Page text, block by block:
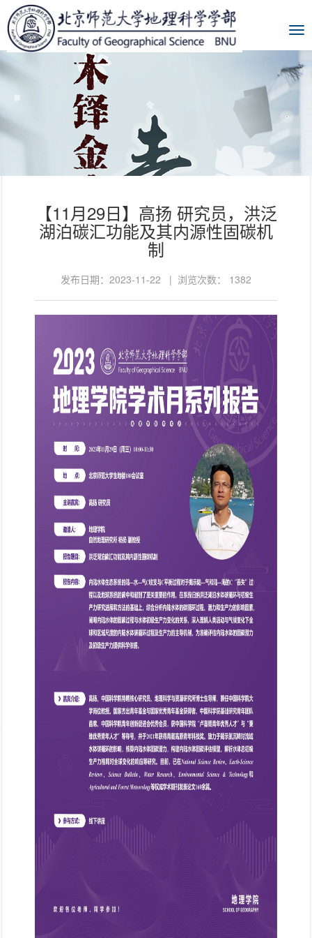
【11月29日】高扬 研究员，洪泛
湖泊碳汇功能及其内源性固碳机
制
发布日期：2023-11-22 | 浏览次数： 1382